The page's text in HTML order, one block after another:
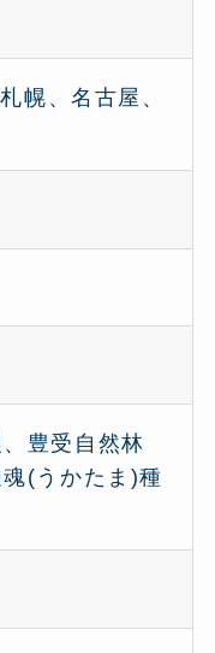
幌、名古屋、
豊受自然林
(うかたま)種